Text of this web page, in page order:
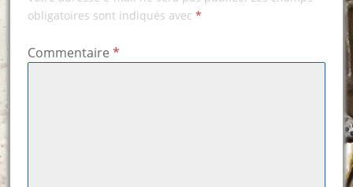
obligatoires sont indiqués avec *
Commentaire *